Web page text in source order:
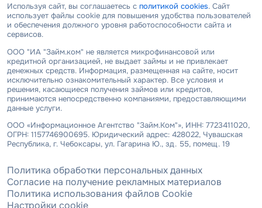
Используя сайт, вы соглашаетесь с политикой cookies. Сайт
использует файлы cookie для повышения удобства пользователей
и обеспечения должного уровня работоспособности сайта и
сервисов.
ООО "ИА "Займ.ком" не является микрофинансовой или
кредитной организацией, не выдает займы и не привлекает
денежных средств. Информация, размещенная на сайте, носит
исключительно ознакомительный характер. Все условия и
решения, касающиеся получения займов или кредитов,
принимаются непосредственно компаниями, предоставляющими
данные услуги.
ООО «Информационное Агентство "Займ.Ком"», ИНН: 7723411020,
ОГРН: 1157746900695. Юридический адрес: 428022, Чувашская
Республика, г. Чебоксары, ул. Гагарина Ю., зд. 55, помещ. 19
Политика обработки персональных данных
Согласие на получение рекламных материалов
Политика использования файлов Cookie
Настройки cookie